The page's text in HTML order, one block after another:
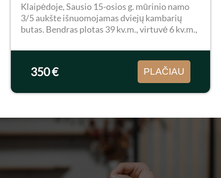
Klaipėdoje, Sausio 15-osios g. mūrinio namo
3/5 aukšte išnuomojamas dviejų kambarių
butas. Bendras plotas 39 kv.m., virtuvė 6 kv.m.,
plastikiniai langai, laminuota grindų danga.
350 € PLAČIAU